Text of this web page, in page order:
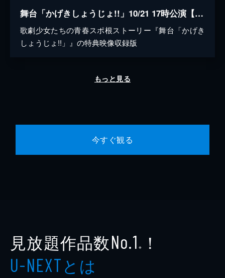
舞台「かげきしょうじょ!!」10/21 17時公演【特典映像収録版】
歌劇少女たちの青春スポ根ストーリー『舞台「かげき
しょうじょ!!」』の特典映像収録版
もっと見る
今すぐ観る
見放題作品数No.1 ※ ！
U-NEXTとは